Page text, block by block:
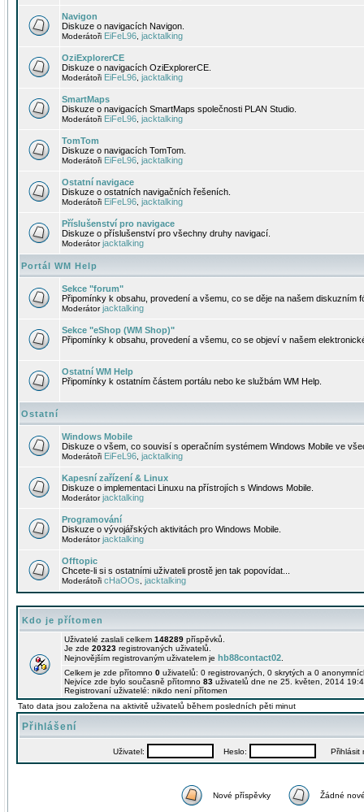
Navigon
Diskuze o navigacích Navigon.
Moderátoři EiFeL96 jacktalking
OziExplorerCE
Diskuze o navigacích OziExplorerCE.
Moderátoři EiFeL96 jacktalking
SmartMaps
Diskuze o navigacích SmartMaps společnosti PLAN Studio.
Moderátoři EiFeL96 jacktalking
TomTom
Diskuze o navigacích TomTom.
Moderátoři EiFeL96 jacktalking
Ostatní navigace
Diskuze o ostatních navigačních řešeních.
Moderátoři EiFeL96 jacktalking
Příslušenství pro navigace
Diskuze o příslušenství pro všechny druhy navigací.
Moderátorjacktalking
Portál WM Help
Sekce "forum"
Připomínky k obsahu, provedení a všemu, co se děje na našem diskuzním
Moderátorjacktalking
Sekce "eShop (WM Shop)"
Připomínky k obsahu, provedení a všemu, co se objeví v našem
Ostatní WM Help
Připomínky k ostatním částem portálu nebo ke službám WM Help.
Ostatní
Windows Mobile
Diskuze o všem, co souvisí s operačním systémem Windows Mobile ve
Moderátoři EiFeL96 jacktalking
Kapesní zařízení & Linux
Diskuze o implementaci Linuxu na přístrojích s Windows Mobile.
Moderátorjacktalking
Programování
Diskuze o vývojářských aktivitách pro Windows Mobile.
Moderátorjacktalking
Offtopic
Chcete-li si s ostatními uživateli prostě jen tak popovídat...
Moderátoři cHaOOs jacktalking
Kdo je přítomen
Uživatelé zaslali celkem 148289 příspěvků.
Je zde 20323 registrovaných uživatelů.
Nejnovějším registrovaným uživatelem je hb88contact02
Celkem je zde přítomno 0 uživatelů: 0 registrovaných, 0 skrytých a 0
Nejvíce zde bylo současně přítomno 83 uživatelů dne ne 25. květen, 2014
Registrovaní uživatelé: nikdo není přítomen
Tato data jsou založena na aktivitě uživatelů během posledních pěti minut
Přihlášení
Uživatel: Heslo: Přihlásit
Nové příspěvky Žádné